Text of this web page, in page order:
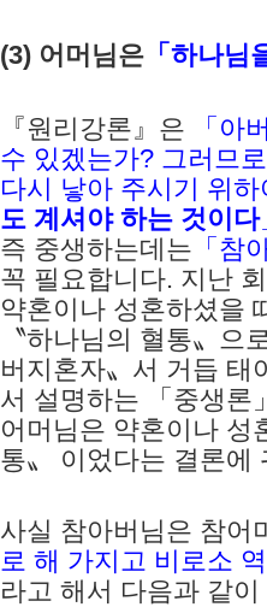
(3) 어머님은 「 하나님
『원리강론』은
「아
수 있겠는가? 그러므
다시 낳아 주시기 위
도 계셔야 하는 것이다
즉 중생하는데는 「참
꼭 필요합니다. 지난
약혼이나 성혼하셨을
〝하나님의 혈통〟으
버지혼자〟서 거듭 태
서 설명하는 「중생론
어머님은 약혼이나 성
통〟 이었다는 결론에
사실 참아버님은 참어
로 해 가지고 비로소
라고 해서 다음과 같